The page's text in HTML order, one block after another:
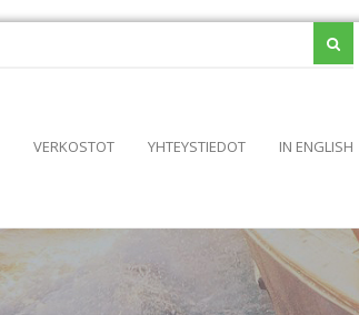
VERKOSTOT YHTEYSTIEDOT IN ENGLISH